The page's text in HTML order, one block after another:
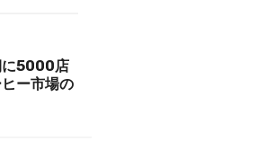
に5000店
ー市場の